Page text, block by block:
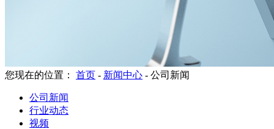
您现在的位置： 首页 - 新闻中心 - 公司新闻
公司新闻
行业动态
视频